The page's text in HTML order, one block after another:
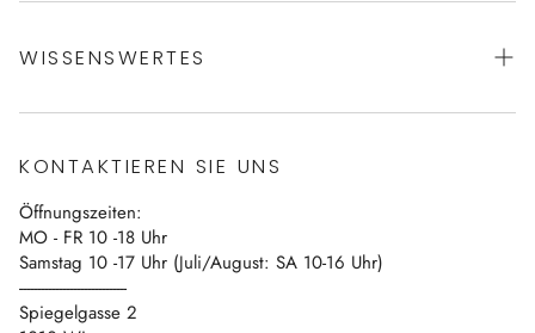
Datenschutz
Impressum
Vertrag widerrufen
WISSENSWERTES
Blog
Kontakt
KONTAKTIEREN SIE UNS
Öffnungszeiten:
MO - FR 10 -18 Uhr
Samstag 10 -17 Uhr (Juli/August: SA 10-16 Uhr)
------------------------------
Spiegelgasse 2